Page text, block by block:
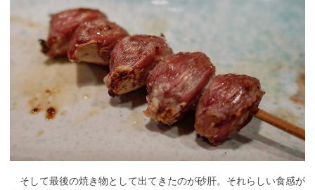
そして最後の焼き物として出てきたのが砂肝。それらしい食感が